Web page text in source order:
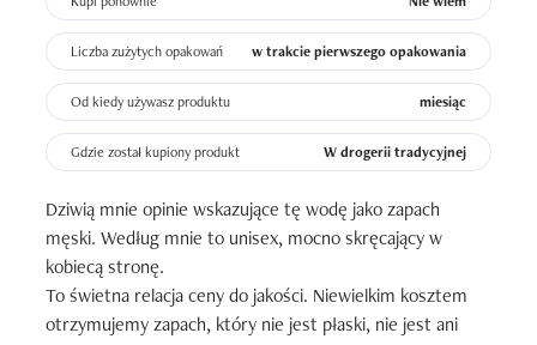
Liczba zużytych opakowań w trakcie pierwszego opakowania
Od kiedy używasz produktu miesiąc
Gdzie został kupiony produkt W drogerii tradycyjnej
Dziwią mnie opinie wskazujące tę wodę jako zapach
męski. Według mnie to unisex, mocno skręcający w
kobiecą stronę.
To świetna relacja ceny do jakości. Niewielkim kosztem
otrzymujemy zapach, który nie jest płaski, nie jest ani